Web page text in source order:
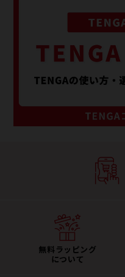
無料ラッピング
について